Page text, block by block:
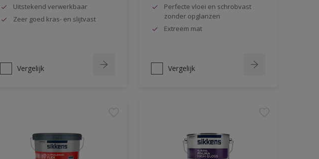
Uitstekend verwerkbaar
Zeer goed kras- en slijtvast
Vergelijk
Perfecte vloei en schrobvast
zonder opglanzen
Extreem mat
Vergelijk